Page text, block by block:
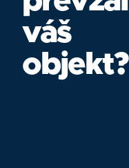
váš
objekt?